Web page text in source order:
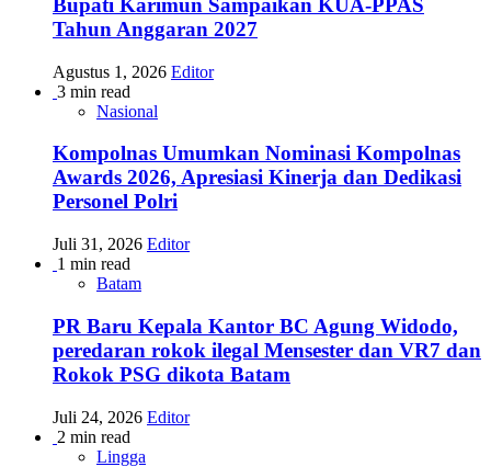
Bupati Karimun Sampaikan KUA-PPAS
Tahun Anggaran 2027
Agustus 1, 2026 Editor
3 min read
Nasional
Kompolnas Umumkan Nominasi Kompolnas
Awards 2026, Apresiasi Kinerja dan Dedikasi
Personel Polri
Juli 31, 2026 Editor
1 min read
Batam
PR Baru Kepala Kantor BC Agung Widodo,
peredaran rokok ilegal Mensester dan VR7 dan
Rokok PSG dikota Batam
Juli 24, 2026 Editor
2 min read
Lingga